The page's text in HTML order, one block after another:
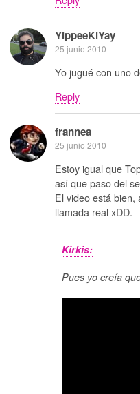
YippeeKiYay
25 junio 2010
Yo jugué con uno
Reply
frannea
25 junio 2010
Estoy igual que
así que paso del
El video está bien,
llamada real xDD.
Kirkis:
Pues yo creía